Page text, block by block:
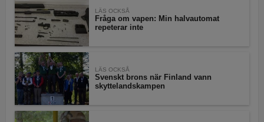
LÄS OCKSÅ
Fråga om vapen: Min halvautomat
repeterar inte
LÄS OCKSÅ
Svenskt brons när Finland vann
skyttelandskampen